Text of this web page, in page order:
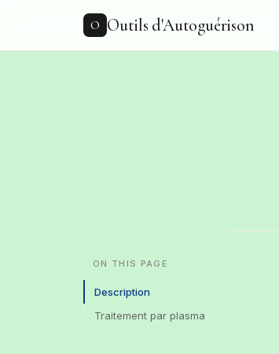
O Outils d'Autoguérison
ON THIS PAGE
Description
Traitement par plasma